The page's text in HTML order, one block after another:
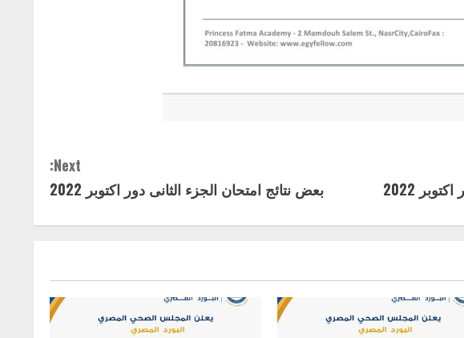
2022
Next:
بعض نتائج امتحان الجزء الثانى دور اكتوبر 2022